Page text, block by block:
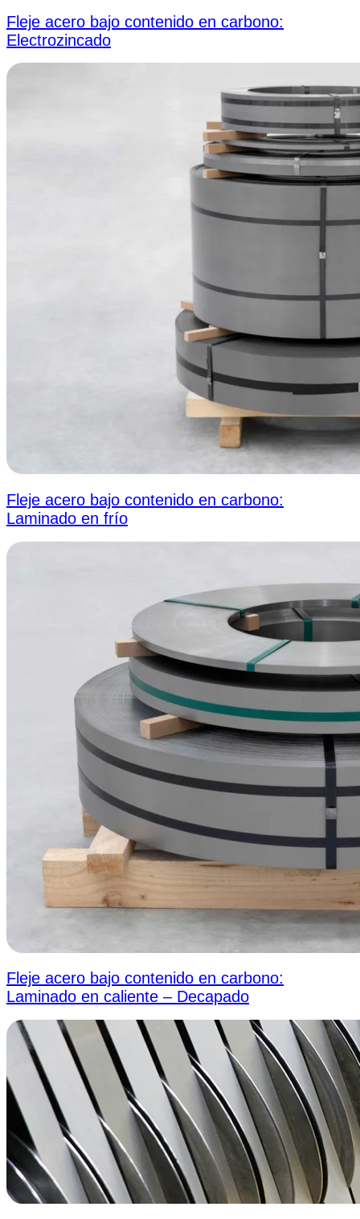
Fleje acero bajo contenido en carbono:
Electrozincado
Fleje acero bajo contenido en carbono:
Laminado en frío
Fleje acero bajo contenido en carbono:
Laminado en caliente – Decapado